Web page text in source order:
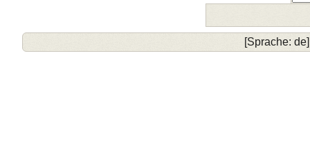
[Sprache: